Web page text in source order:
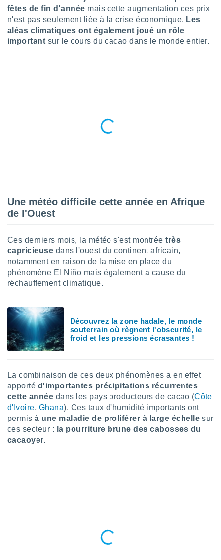
et
»,
au
vous
la
du
votre
à
en
le
au
de
web.
fêtes de fin d'année mais cette augmentation des prix
n'est pas seulement liée à la crise économique. Les
aléas climatiques ont également joué un rôle
important sur le cours du cacao dans le monde entier.
Une météo difficile cette année en Afrique
de l'Ouest
Ces derniers mois, la météo s'est montrée très
capricieuse dans l'ouest du continent africain,
notamment en raison de la mise en place du
phénomène El Niño mais également à cause du
réchauffement climatique.
Découvrez la zone hadale, le monde
souterrain où règnent l'obscurité, le
froid et les pressions écrasantes !
La combinaison de ces deux phénomènes a en effet
apporté d'importantes précipitations récurrentes
cette année dans les pays producteurs de cacao (Côte
d'Ivoire, Ghana). Ces taux d'humidité importants ont
permis à une maladie de proliférer à large échelle sur
ces secteur : la pourriture brune des cabosses du
cacaoyer.